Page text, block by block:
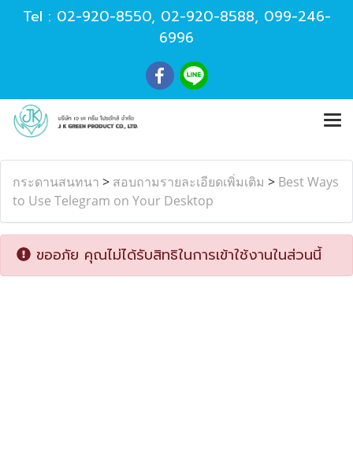
Tel : 02-920-8550, 02-920-8588, 099-246-
6996
กระดานสนทนา > สอบถามรายละเอียดเพิ่มเติม > Best Ways
to Use Telegram on Your Desktop
ขออภัย คุณไม่ได้รับสิทธิในการเข้าใช้งานในส่วนนี้